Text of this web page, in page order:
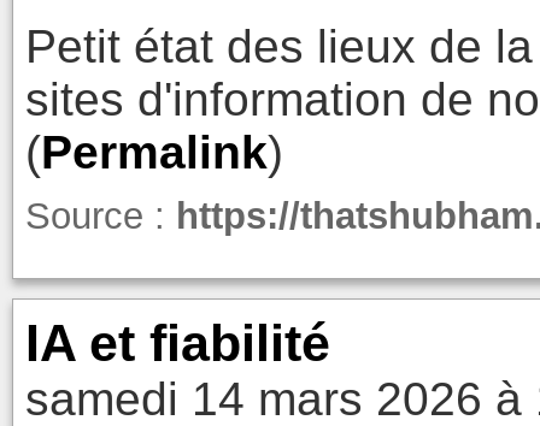
Petit état des lieux de
sites d'information de
(Permalink)
Source : https://
IA et fiabilité
samedi 14 mars 2026 à